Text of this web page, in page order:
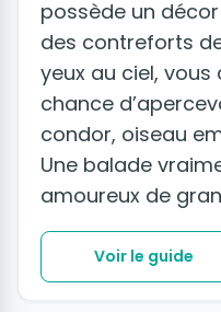
possède un
des contreforts
yeux au ciel,
chance
condor, oiseau
Une balade
amoureux de
Voir le guide